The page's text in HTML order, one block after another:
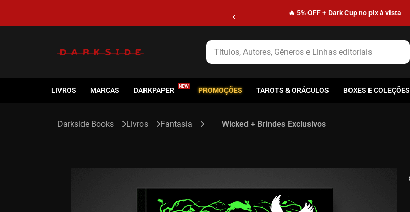
🔥 5% OFF + Dark Cup no pix à vista
Títulos, Autores, Gêneros e Linhas editoriais
LIVROS MARCAS DARKPAPER PROMOÇÕES TAROTS & ORÁCULOS BOXES E COLEÇÕES
Livros Fantasia Wicked + Brindes Exclusivos